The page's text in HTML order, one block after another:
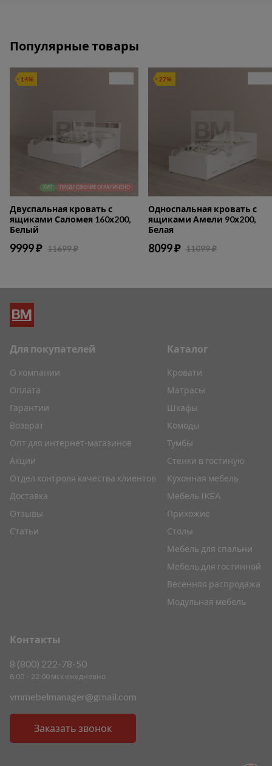
Популярные товары
14%
ХИТ ПРЕДЛОЖЕНИЕ ОГРАНИЧЕНО
Двуспальная кровать с
ящиками Саломея 160х200,
Белый
9999 ₽ 11699 ₽
27%
Односпальная кровать с
ящиками Амели 90х200,
Белая
8099 ₽ 11099 ₽
Контакты
8 (800) 222-78-50
8:00 – 22:00 мск ежедневно
vmmebelmanager@gmail.com
Заказать звонок
Каталог
Кровати
Матрасы
Шкафы
Комоды
Тумбы
Стенки в гостиную
Кухонная мебель
Мебель IKEA
Прихожие
Столы
Мебель для спальни
Мебель для гостинной
Весенняя распродажа
Модульная мебель
Для покупателей
О компании
Оплата
Гарантии
Возврат
Опт для интернет-магазинов
Акции
Отдел контроля качества клиентов
Доставка
Отзывы
Статьи